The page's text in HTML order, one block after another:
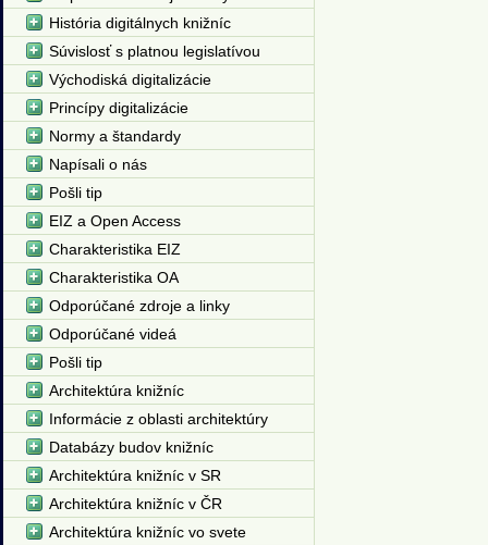
História digitálnych knižníc
Súvislosť s platnou legislatívou
Východiská digitalizácie
Princípy digitalizácie
Normy a štandardy
Napísali o nás
Pošli tip
EIZ a Open Access
Charakteristika EIZ
Charakteristika OA
Odporúčané zdroje a linky
Odporúčané videá
Pošli tip
Architektúra knižníc
Informácie z oblasti architektúry
Databázy budov knižníc
Architektúra knižníc v SR
Architektúra knižníc v ČR
Architektúra knižníc vo svete